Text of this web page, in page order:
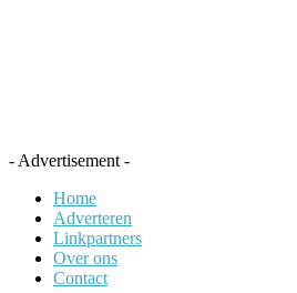
- Advertisement -
Home
Adverteren
Linkpartners
Over ons
Contact